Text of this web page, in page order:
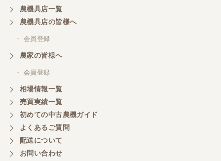
農機具店一覧
農機具店の皆様へ
・ 会員登録
農家の皆様へ
・ 会員登録
相場情報一覧
売買実績一覧
初めての中古農機ガイド
よくあるご質問
配送について
お問い合わせ